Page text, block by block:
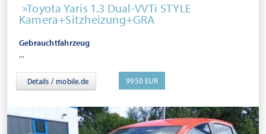
Toyota Yaris 1.3 Dual-VVTi STYLE
Kamera+Sitzheizung+GRA
Gebrauchtfahrzeug
...
Details / mobile.de 9950 EUR